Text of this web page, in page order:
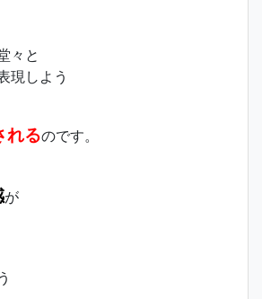
々と
現しよう
れるのです。
が